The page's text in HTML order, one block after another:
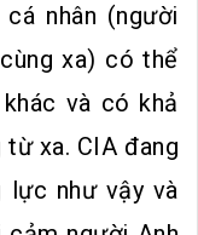
nhân (người
xa) có thể
và có khả
xa. CIA đang
như vậy và